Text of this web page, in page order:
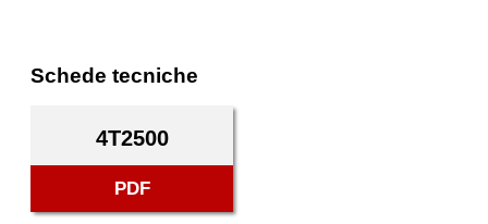
Schede tecniche
4T2500
PDF